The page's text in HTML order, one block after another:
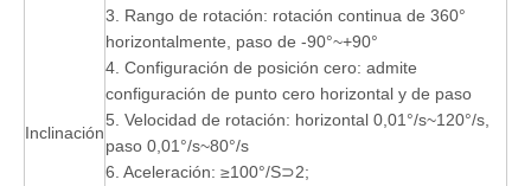
Inclinación
3. Rango de rotación: rotación continua de 360°
horizontalmente, paso de -90°~+90°
4. Configuración de posición cero: admite
configuración de punto cero horizontal y de paso
5. Velocidad de rotación: horizontal 0,01°/s~120°/s,
paso 0,01°/s~80°/s
6. Aceleración: ≥100°/S⊃2;